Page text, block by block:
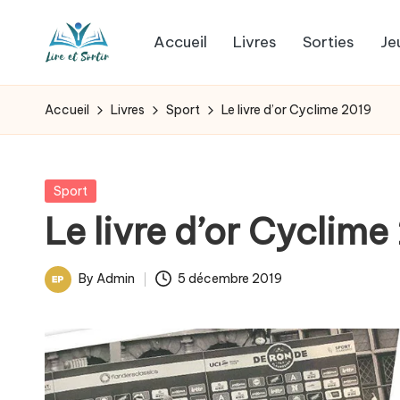
L
i
e
e
t
o
livres
pour
les
goûts,
des
pour
les
jours.
Accueil Livres Sorties
Accueil Livres Sport Le livre d’or Cyclime 2019
Posted
Sport
Le livre d’or Cyclime
Posted
By Admin 5 décembre 2019